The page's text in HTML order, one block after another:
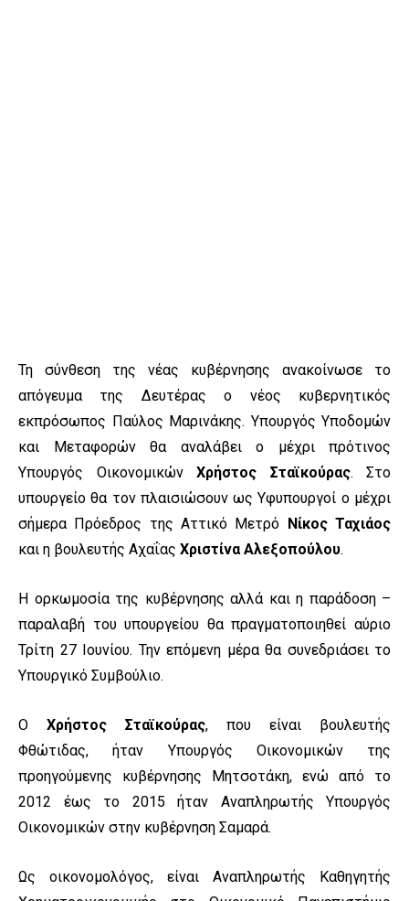
Τη σύνθεση της νέας κυβέρνησης ανακοίνωσε το
απόγευμα της Δευτέρας ο νέος κυβερνητικός
εκπρόσωπος Παύλος Μαρινάκης. Υπουργός Υποδομών
και Μεταφορών θα αναλάβει ο μέχρι πρότινος
Υπουργός Οικονομικών Χρήστος Σταϊκούρας. Στο
υπουργείο θα τον πλαισιώσουν ως Υφυπουργοί ο μέχρι
σήμερα Πρόεδρος της Αττικό Μετρό
Νίκος Ταχιάος
και η βουλευτής Αχαΐας Χριστίνα Αλεξοπούλου.
Η ορκωμοσία της κυβέρνησης αλλά και η παράδοση –
παραλαβή του υπουργείου θα πραγματοποιηθεί αύριο
Τρίτη 27 Ιουνίου. Την επόμενη μέρα θα συνεδριάσει το
Υπουργικό Συμβούλιο.
Ο Χρήστος Σταϊκούρας, που είναι βουλευτής
Φθώτιδας, ήταν Υπουργός Οικονομικών της
προηγούμενης κυβέρνησης Μητσοτάκη, ενώ από το
2012 έως το 2015 ήταν Αναπληρωτής Υπουργός
Οικονομικών στην κυβέρνηση Σαμαρά.
Ως οικονομολόγος, είναι Αναπληρωτής Καθηγητής